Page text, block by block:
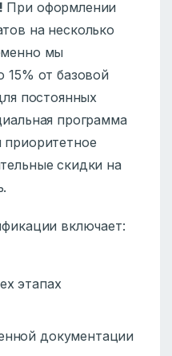
При оформлении
на несколько
мы
15% от базовой
постоянных
программа
скидки на
включает:
этапах
документации